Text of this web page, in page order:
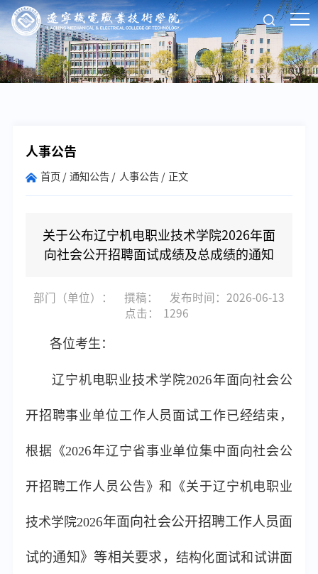
人事公告
首页 通知公告 人事公告 正文
关于公布辽宁机电职业技术学院2026年面
向社会公开招聘面试成绩及总成绩的通知
部门（单位）： 撰稿：
发布时间：2026-06-13
点击：
1296
各位考生：
辽宁机电职业技术学院2026年面向社会公
开招聘事业单位工作人员面试工作已经结束，
根据《2026年辽宁省事业单位集中面向社会公
开招聘工作人员公告》和《关于辽宁机电职业
技术学院2026年面向社会公开招聘工作人员面
试的通知》等相关要求， 结构化面试和试讲面